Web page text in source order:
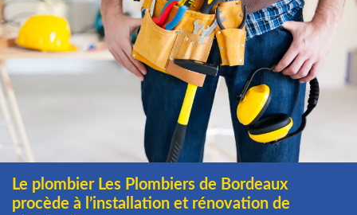
Le plombier Les Plombiers de Bordeaux
procède à l’installation et rénovation de